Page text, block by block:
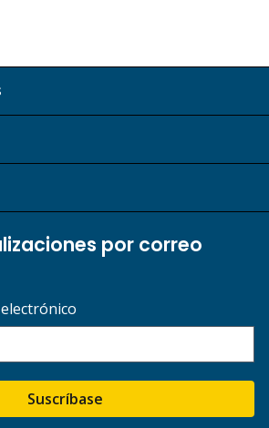
por correo
Suscríbase